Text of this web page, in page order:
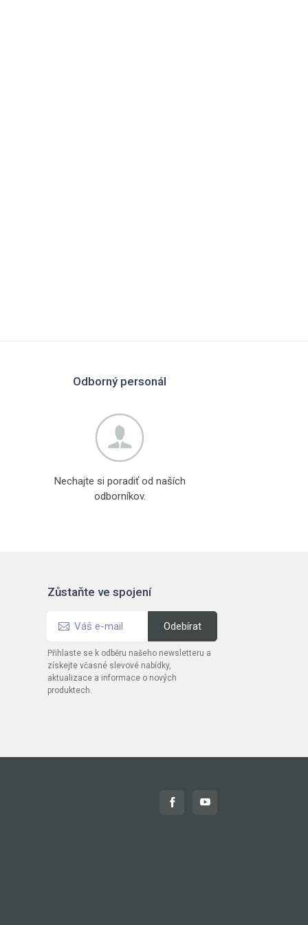
Odborný personál
Nechajte si poradiť od naších
odborníkov.
Zůstaňte ve spojení
Přihlaste se k odběru našeho newsletteru a
získejte včasné slevové nabídky,
aktualizace a informace o nových
produktech.